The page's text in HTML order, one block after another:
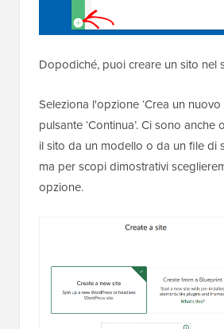
Dopodiché, puoi creare un sito nel
Seleziona l'opzione ‘Crea un nuovo
pulsante ‘Continua’. Ci sono
il sito da un modello o da un file di
ma per scopi dimostrativi
opzione.